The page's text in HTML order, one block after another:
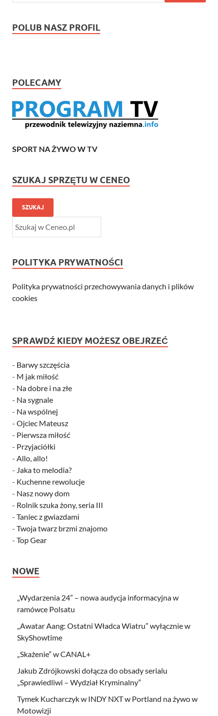
POLUB NASZ PROFIL
POLECAMY
SPORT NA ŻYWO W TV
SZUKAJ SPRZĘTU W CENEO
SZUKAJ
POLITYKA PRYWATNOŚCI
Polityka prywatności przechowywania danych i plików
cookies
SPRAWDŹ KIEDY MOŻESZ OBEJRZEĆ
- Barwy szczęścia
- M jak miłość
- Na dobre i na złe
- Na sygnale
- Na wspólnej
- Ojciec Mateusz
- Pierwsza miłość
- Przyjaciółki
- Allo, allo!
- Jaka to melodia?
- Kuchenne rewolucje
- Nasz nowy dom
- Rolnik szuka żony, seria III
- Taniec z gwiazdami
- Twoja twarz brzmi znajomo
- Top Gear
NOWE
„Wydarzenia 24” – nowa audycja informacyjna w
ramówce Polsatu
„Awatar Aang: Ostatni Władca Wiatru” wyłącznie w
SkyShowtime
„Skażenie” w CANAL+
Jakub Zdrójkowski dołącza do obsady serialu
„Sprawiedliwi – Wydział Kryminalny”
Tymek Kucharczyk w INDY NXT w Portland na żywo w
Motowizji